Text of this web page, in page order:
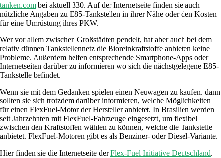
tanken.com bei aktuell 330. Auf der Internetseite finden sie auch
nützliche Angaben zu E85-Tankstellen in ihrer Nähe oder den Kosten
für eine Umrüstung ihres PKW.
Wer vor allem zwischen Großstädten pendelt, hat aber auch bei dem
relativ dünnen Tankstellennetz die Bioreinkraftstoffe anbieten keine
Probleme. Außerdem helfen entsprechende Smartphone-Apps oder
Internetseiten darüber zu informieren wo sich die nächstgelegene E85-
Tankstelle befindet.
Wenn sie mit dem Gedanken spielen einen Neuwagen zu kaufen, dann
sollten sie sich trotzdem darüber informieren, welche Möglichkeiten
für einen FlexFuel-Motor der Hersteller anbietet. In Brasilien werden
seit Jahrzehnten mit FlexFuel-Fahrzeuge eingesetzt, um flexibel
zwischen den Kraftstoffen wählen zu können, welche die Tankstelle
anbietet. FlexFuel-Motoren gibt es als Benziner- oder Diesel-Variante.
Hier finden sie die Internetseite derFlex-Fuel Initiative Deutschland.